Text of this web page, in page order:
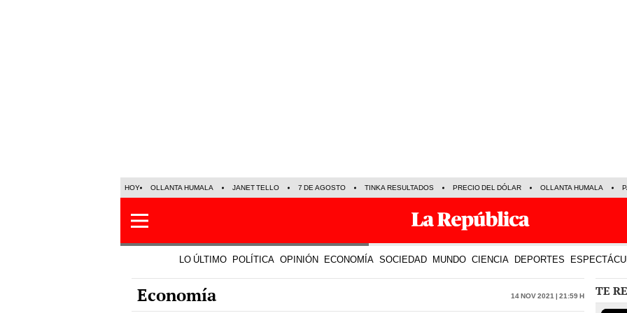
HOY OLLANTA HUMALA JANET TELLO 7 DE AGOSTO TINKA RESULTADOS PRECIO DEL DÓLAR OLLANTA HUMALA
LO ÚLTIMO POLÍTICA OPINIÓN ECONOMÍA SOCIEDAD MUNDO CIENCIA DEPORTES
Economía 14 Nov 2021 | 21:59 h TE